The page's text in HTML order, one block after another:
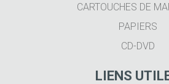
CARTOUCHES DE
PAPIERS
CD-DVD
LIENS